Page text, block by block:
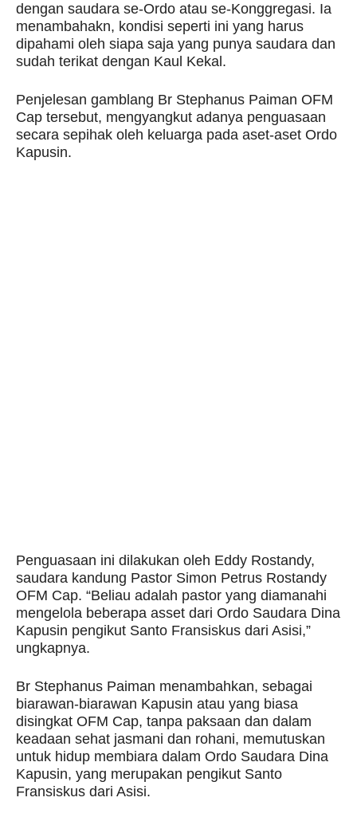
dengan saudara se-Ordo atau se-Konggregasi. Ia
menambahakn, kondisi seperti ini yang harus
dipahami oleh siapa saja yang punya saudara dan
sudah terikat dengan Kaul Kekal.
Penjelesan gamblang Br Stephanus Paiman OFM
Cap tersebut, mengyangkut adanya penguasaan
secara sepihak oleh keluarga pada aset-aset Ordo
Kapusin.
Penguasaan ini dilakukan oleh Eddy Rostandy,
saudara kandung Pastor Simon Petrus Rostandy
OFM Cap. “Beliau adalah pastor yang diamanahi
mengelola beberapa asset dari Ordo Saudara Dina
Kapusin pengikut Santo Fransiskus dari Asisi,”
ungkapnya.
Br Stephanus Paiman menambahkan, sebagai
biarawan-biarawan Kapusin atau yang biasa
disingkat OFM Cap, tanpa paksaan dan dalam
keadaan sehat jasmani dan rohani, memutuskan
untuk hidup membiara dalam Ordo Saudara Dina
Kapusin, yang merupakan pengikut Santo
Fransiskus dari Asisi.